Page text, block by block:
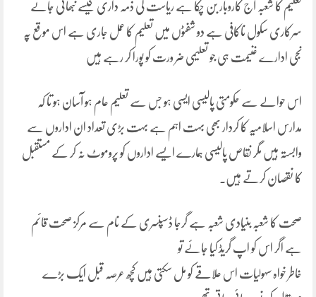
تعلیم کا شعبہ آج کاروبار بن چکا ہے ریاست کی ذمہ داری کیسے نبھائی جائے
سرکاری سکول ناکافی ہے دو شفٹوں میں تعلیم کا عمل جاری ہے اس موقع پہ
نجی ادارے غنیمت ہی جو تعلیمی ضر ورت کو پورا کر رہے ہیں
اس حوالے سے حکومتی پالیسی ایسی ہو جس سے تعلیم عام ہو آسان ہو تا کہ
مدارس اسلامیہ کا کردار بھی بہت اہم ہے بہت بڑی تعداد ان اداروں سے
وابستہ ہیں مگر نقاص پالیسی ہمارے ایسے اداروں کو پروموٹ نہ کر کے مستقبل
کا نقصان کرتے ہیں۔
صحت کا شعبہ بنیادی شعبہ ہے گرجا ڈسپنسری کے نام سے مرکز صحت قائم
ہے اگر اس کو اپ گریڈ کیا جائے تو
خاطر خواہ سہولیات اس علاقے کو مل سکتی ہیں کچھ عرصہ قبل ایک بڑے